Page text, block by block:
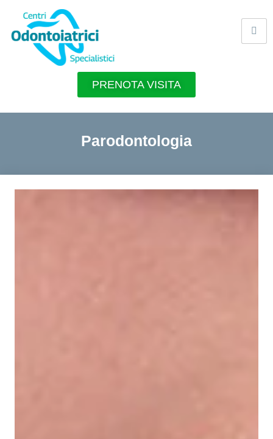
PRENOTA VISITA
Parodontologia